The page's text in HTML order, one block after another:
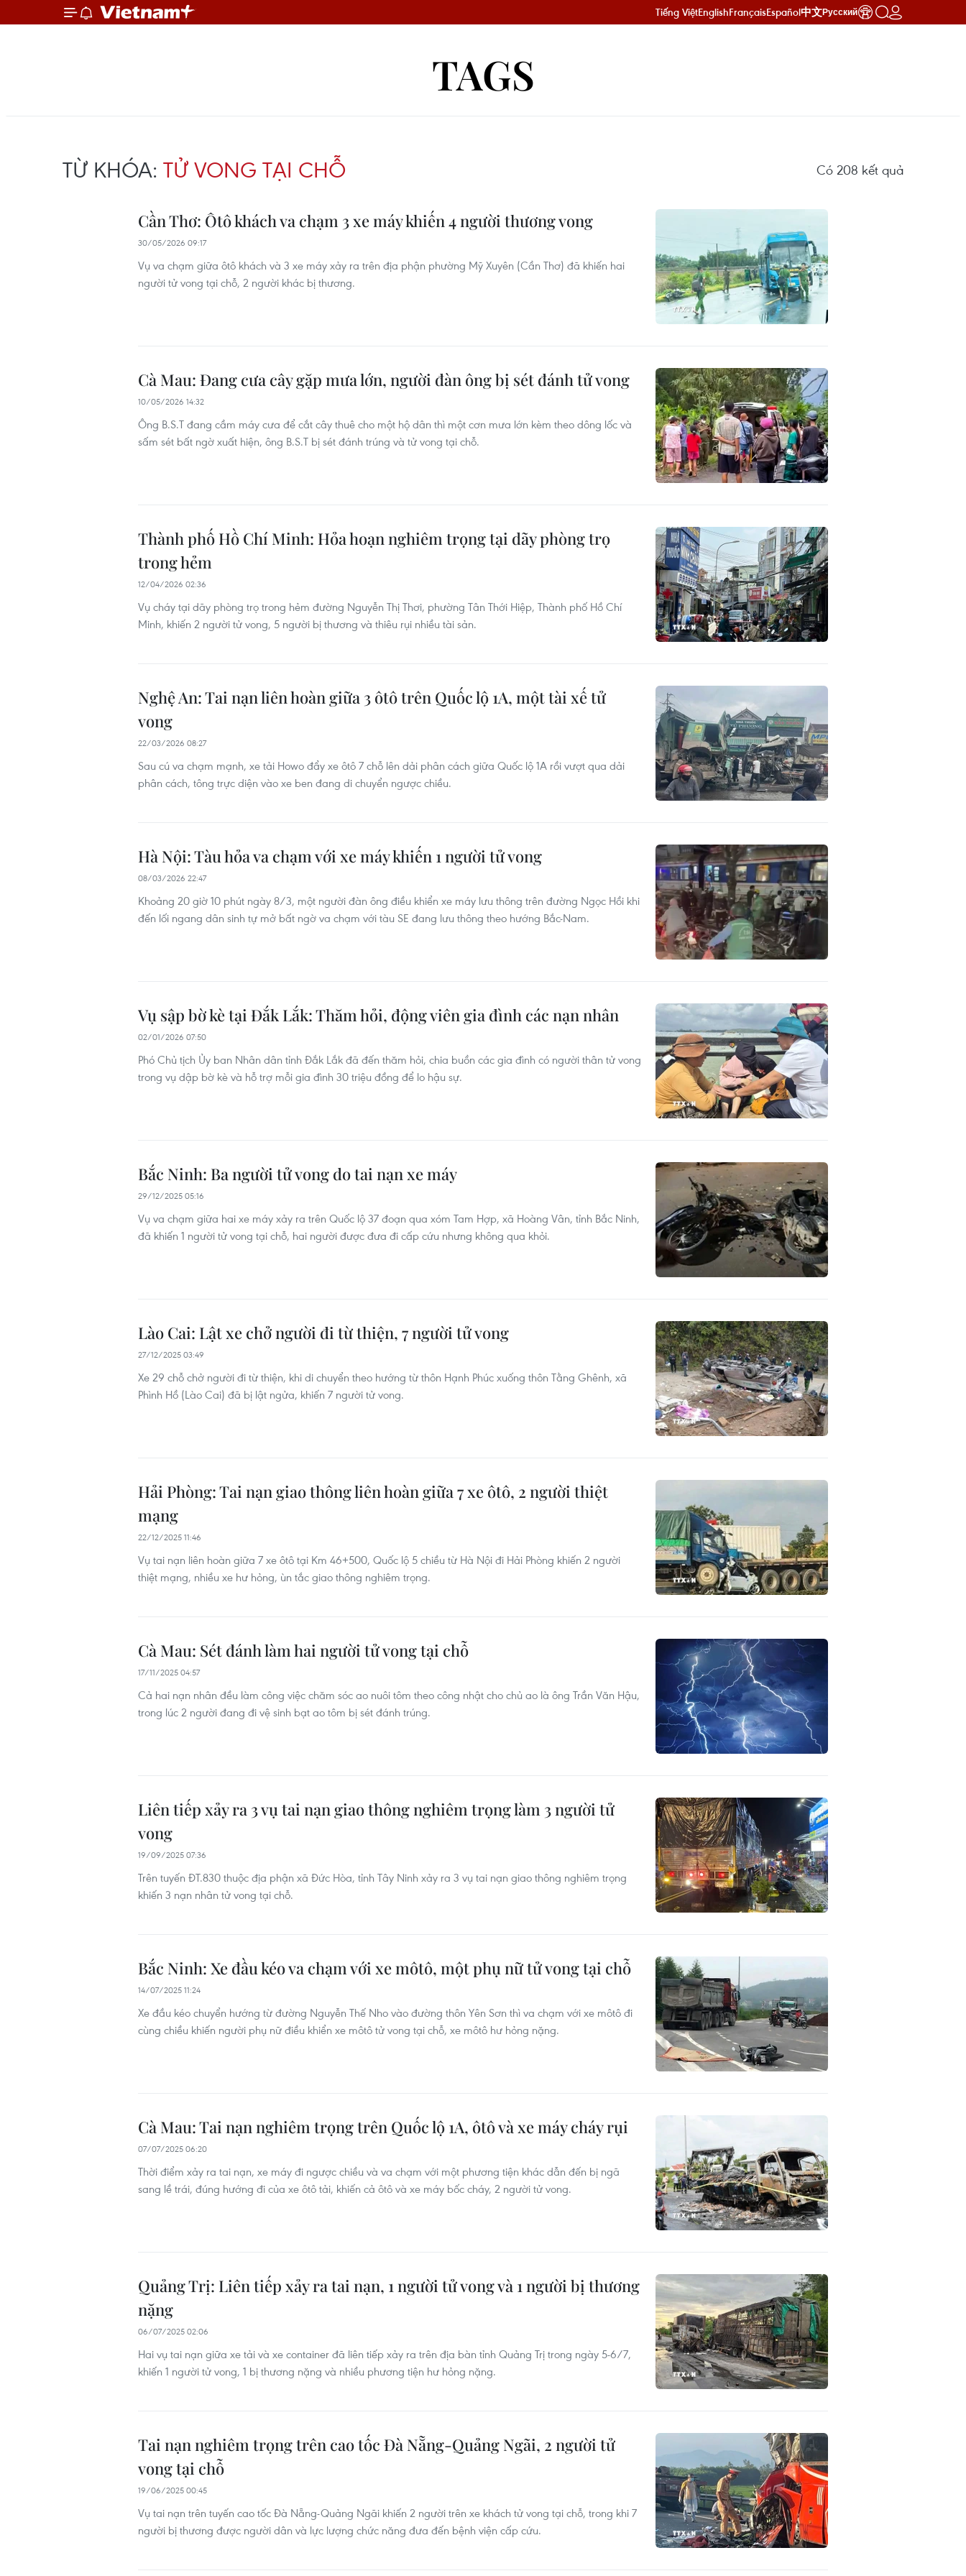
Tiếng ViệtEnglishFrançaisEspañol中文Русский
TAGS
TỪ KHÓA: TỬ VONG TẠI CHỖ Có 208 kết quả
Cần Thơ: Ôtô khách va chạm 3 xe máy khiến 4 người thương vong
30/05/2026 09:17
Vụ va chạm giữa ôtô khách và 3 xe máy xảy ra trên địa phận phường Mỹ Xuyên (Cần Thơ) đã khiến hai
người tử vong tại chỗ, 2 người khác bị thương.
Cà Mau: Đang cưa cây gặp mưa lớn, người đàn ông bị sét đánh tử vong
10/05/2026 14:32
Ông B.S.T đang cầm máy cưa để cắt cây thuê cho một hộ dân thì một cơn mưa lớn kèm theo dông lốc và
sấm sét bất ngờ xuất hiện, ông B.S.T bị sét đánh trúng và tử vong tại chỗ.
Thành phố Hồ Chí Minh: Hỏa hoạn nghiêm trọng tại dãy phòng trọ
trong hẻm
12/04/2026 02:36
Vụ cháy tại dãy phòng trọ trong hẻm đường Nguyễn Thị Thơi, phường Tân Thới Hiệp, Thành phố Hồ Chí
Minh, khiến 2 người tử vong, 5 người bị thương và thiêu rụi nhiều tài sản.
Nghệ An: Tai nạn liên hoàn giữa 3 ôtô trên Quốc lộ 1A, một tài xế tử
vong
22/03/2026 08:27
Sau cú va chạm mạnh, xe tải Howo đẩy xe ôtô 7 chỗ lên dải phân cách giữa Quốc lộ 1A rồi vượt qua dải
phân cách, tông trực diện vào xe ben đang di chuyển ngược chiều.
Hà Nội: Tàu hỏa va chạm với xe máy khiến 1 người tử vong
08/03/2026 22:47
Khoảng 20 giờ 10 phút ngày 8/3, một người đàn ông điều khiển xe máy lưu thông trên đường Ngọc Hồi khi
đến lối ngang dân sinh tự mở bất ngờ va chạm với tàu SE đang lưu thông theo hướng Bắc-Nam.
Vụ sập bờ kè tại Đắk Lắk: Thăm hỏi, động viên gia đình các nạn nhân
02/01/2026 07:50
Phó Chủ tịch Ủy ban Nhân dân tỉnh Đắk Lắk đã đến thăm hỏi, chia buồn các gia đình có người thân tử vong
trong vụ dập bờ kè và hỗ trợ mỗi gia đình 30 triệu đồng để lo hậu sự.
Bắc Ninh: Ba người tử vong do tai nạn xe máy
29/12/2025 05:16
Vụ va chạm giữa hai xe máy xảy ra trên Quốc lộ 37 đoạn qua xóm Tam Hợp, xã Hoàng Vân, tỉnh Bắc Ninh,
đã khiến 1 người tử vong tại chỗ, hai người được đưa đi cấp cứu nhưng không qua khỏi.
Lào Cai: Lật xe chở người đi từ thiện, 7 người tử vong
27/12/2025 03:49
Xe 29 chỗ chở người đi từ thiện, khi di chuyển theo hướng từ thôn Hạnh Phúc xuống thôn Tằng Ghênh, xã
Phình Hồ (Lào Cai) đã bị lật ngửa, khiến 7 người tử vong.
Hải Phòng: Tai nạn giao thông liên hoàn giữa 7 xe ôtô, 2 người thiệt
mạng
22/12/2025 11:46
Vụ tai nạn liên hoàn giữa 7 xe ôtô tại Km 46+500, Quốc lộ 5 chiều từ Hà Nội đi Hải Phòng khiến 2 người
thiệt mạng, nhiều xe hư hỏng, ùn tắc giao thông nghiêm trọng.
Cà Mau: Sét đánh làm hai người tử vong tại chỗ
17/11/2025 04:57
Cả hai nạn nhân đều làm công việc chăm sóc ao nuôi tôm theo công nhật cho chủ ao là ông Trần Văn Hậu,
trong lúc 2 người đang đi vệ sinh bạt ao tôm bị sét đánh trúng.
Liên tiếp xảy ra 3 vụ tai nạn giao thông nghiêm trọng làm 3 người tử
vong
19/09/2025 07:36
Trên tuyến ĐT.830 thuộc địa phận xã Đức Hòa, tỉnh Tây Ninh xảy ra 3 vụ tai nạn giao thông nghiêm trọng
khiến 3 nạn nhân tử vong tại chỗ.
Bắc Ninh: Xe đầu kéo va chạm với xe môtô, một phụ nữ tử vong tại chỗ
14/07/2025 11:24
Xe đầu kéo chuyển hướng từ đường Nguyễn Thế Nho vào đường thôn Yên Sơn thì va chạm với xe môtô đi
cùng chiều khiến người phụ nữ điều khiển xe môtô tử vong tại chỗ, xe môtô hư hỏng nặng.
Cà Mau: Tai nạn nghiêm trọng trên Quốc lộ 1A, ôtô và xe máy cháy rụi
07/07/2025 06:20
Thời điểm xảy ra tai nạn, xe máy đi ngược chiều và va chạm với một phương tiện khác dẫn đến bị ngã
sang lề trái, đúng hướng đi của xe ôtô tải, khiến cả ôtô và xe máy bốc cháy, 2 người tử vong.
Quảng Trị: Liên tiếp xảy ra tai nạn, 1 người tử vong và 1 người bị thương
nặng
06/07/2025 02:06
Hai vụ tai nạn giữa xe tải và xe container đã liên tiếp xảy ra trên địa bàn tỉnh Quảng Trị trong ngày 5-6/7,
khiến 1 người tử vong, 1 bị thương nặng và nhiều phương tiện hư hỏng nặng.
Tai nạn nghiêm trọng trên cao tốc Đà Nẵng-Quảng Ngãi, 2 người tử
vong tại chỗ
19/06/2025 00:45
Vụ tai nạn trên tuyến cao tốc Đà Nẵng-Quảng Ngãi khiến 2 người trên xe khách tử vong tại chỗ, trong khi 7
người bị thương được người dân và lực lượng chức năng đưa đến bệnh viện cấp cứu.